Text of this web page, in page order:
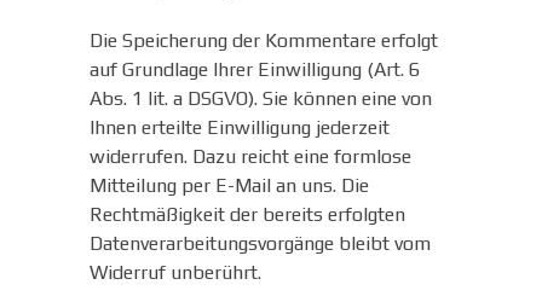
Die Speicherung der Kommentare erfolgt
auf Grundlage Ihrer Einwilligung (Art. 6
Abs. 1 lit. a DSGVO). Sie können eine von
Ihnen erteilte Einwilligung jederzeit
widerrufen. Dazu reicht eine formlose
Mitteilung per E-Mail an uns. Die
Rechtmäßigkeit der bereits erfolgten
Datenverarbeitungsvorgänge bleibt vom
Widerruf unberührt.